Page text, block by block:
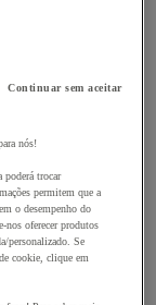
Continuar sem aceitar
nós!
trocar
permitem que a
o desempenho do
nos oferecer produtos
personalizado. Se
cookie, clique em